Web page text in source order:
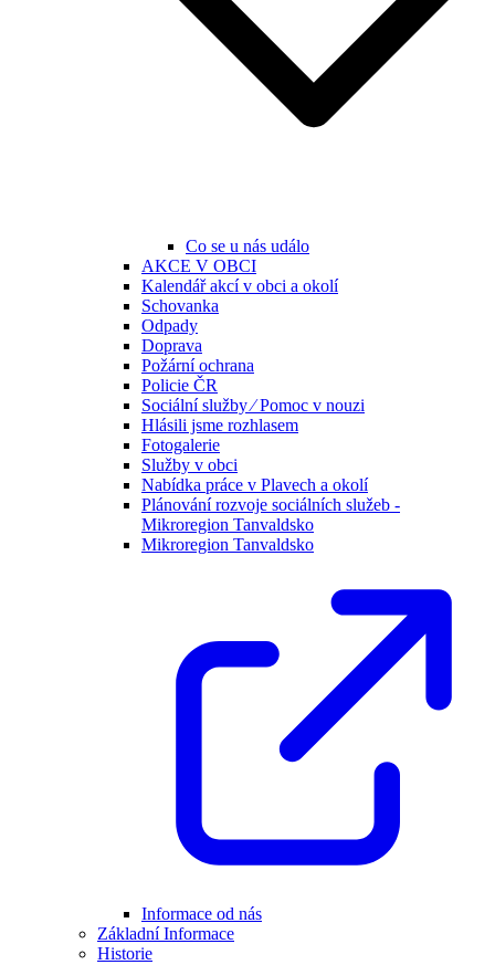
Co se u nás událo
AKCE V OBCI
Kalendář akcí v obci a okolí
Schovanka
Odpady
Doprava
Požární ochrana
Policie ČR
Sociální služby ⁄ Pomoc v nouzi
Hlásili jsme rozhlasem
Fotogalerie
Služby v obci
Nabídka práce v Plavech a okolí
Plánování rozvoje sociálních služeb -
Mikroregion Tanvaldsko
Mikroregion Tanvaldsko
Informace od nás
Základní Informace
Historie